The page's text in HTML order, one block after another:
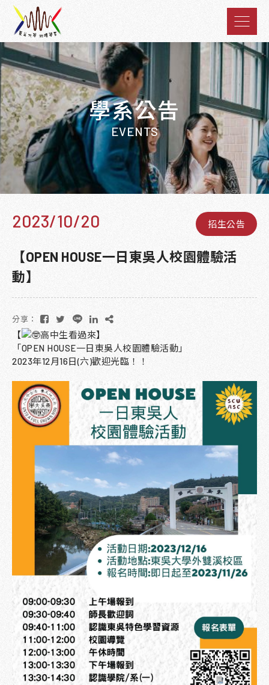
學系公告
EVENTS
2023/10/20 招生公告
【OPEN HOUSE一日東吳人校園體驗活
動】
分享：
【
高中生看過來】
「OPEN HOUSE一日東吳人校園體驗活動」
2023年12月16日(六)歡迎光臨！！